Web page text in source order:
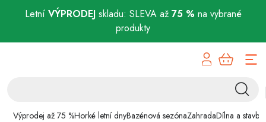
Letní VÝPRODEJskladu: SLEVA až 75 % na vybrané
produkty
Výprodej až 75 %Horké letní dnyBazénová sezónaZahradaDílna a stavba
Bazénová sezóna